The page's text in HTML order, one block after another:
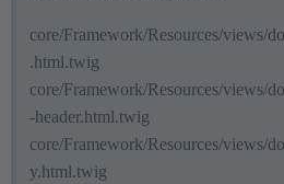
core/Framework/Resources/views/
.html.twig
core/Framework/Resources/views/
-header.html.twig
core/Framework/Resources/views/
y.html.twig